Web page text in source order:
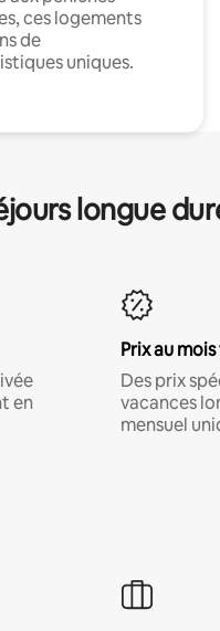
ces logements
de
uniques.
longue
en
Prix au
Des prix
vacances
mensuel